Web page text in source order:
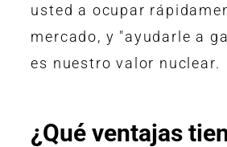
usted a ocupar
mercado, y "ayudarle a
es nuestro valor nuclear.
¿Qué ventajas